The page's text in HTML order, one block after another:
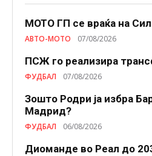
МОТО ГП се враќа на
АВТО-МОТО 07/08/2026
ПСЖ го реализира
ФУДБАЛ 07/08/2026
Зошто Родри ја избра
Мадрид?
ФУДБАЛ 06/08/2026
Диоманде во Реал до